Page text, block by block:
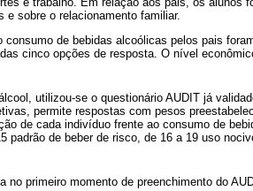
sobre o relacionamento familiar.
de bebidas alcoólicas pelos pais
cinco opções de resposta. O nível
utilizou-se o questionário AUDIT já
permite respostas com pesos
de cada indivíduo frente ao consumo de
padrão de beber de risco, de 16 a 19 uso
primeiro momento de preenchimento do